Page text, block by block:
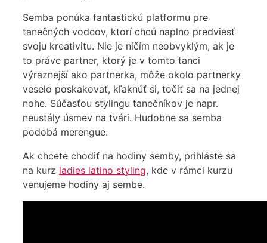
Semba ponúka fantastickú platformu pre
tanečných vodcov, ktorí chcú naplno predviesť
svoju kreativitu. Nie je ničím neobvyklým, ak je
to práve partner, ktorý je v tomto tanci
výraznejší ako partnerka, môže okolo partnerky
veselo poskakovať, kľaknúť si, točiť sa na jednej
nohe. Súčasťou stylingu tanečníkov je napr.
neustály úsmev na tvári. Hudobne sa semba
podobá merengue.
Ak chcete chodiť na hodiny semby, prihláste sa
na kurz ladies latino styling, kde v rámci kurzu
venujeme hodiny aj sembe.